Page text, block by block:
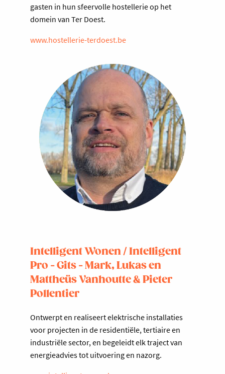
gasten in hun sfeervolle hostellerie op het
domein van Ter Doest.
www.hostellerie-terdoest.be
Intelligent Wonen / Intelligent
Pro - Gits - Mark, Lukas en
Mattheüs Vanhoutte & Pieter
Pollentier
Ontwerpt en realiseert elektrische installaties
voor projecten in de residentiële, tertiaire en
industriële sector, en begeleidt elk traject van
energieadvies tot uitvoering en nazorg.